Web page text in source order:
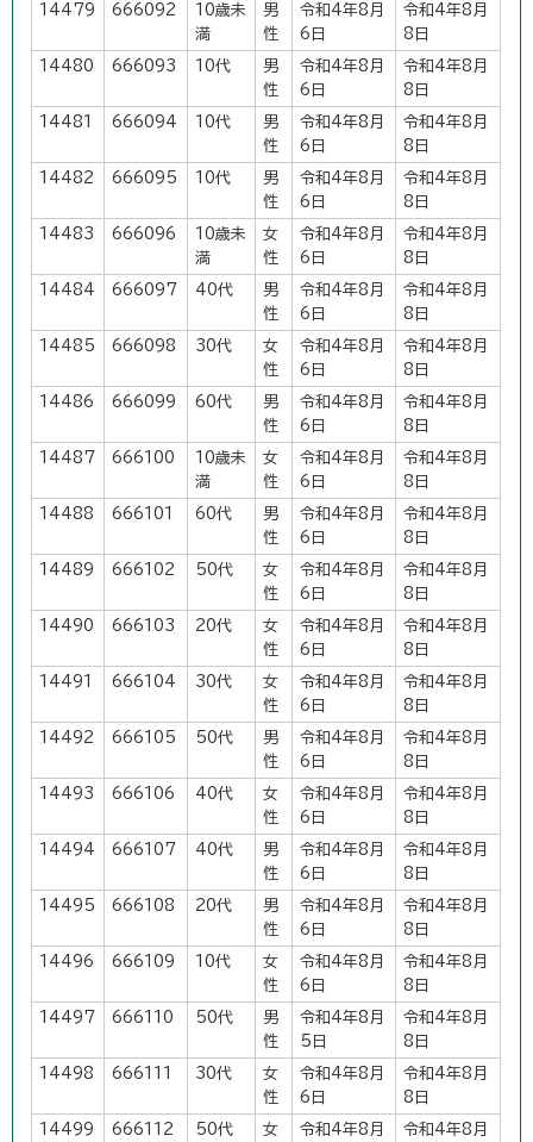
14479 666092
10歳未
満
男
性
令和4年8月
6日
令和4年8月
8日
14480 666093 10代
男
性
令和4年8月
6日
令和4年8月
8日
14481 666094 10代
男
性
令和4年8月
6日
令和4年8月
8日
14482 666095 10代
男
性
令和4年8月
6日
令和4年8月
8日
14483 666096
10歳未
満
女
性
令和4年8月
6日
令和4年8月
8日
14484 666097 40代
男
性
令和4年8月
6日
令和4年8月
8日
14485 666098 30代
女
性
令和4年8月
6日
令和4年8月
8日
14486 666099 60代
男
性
令和4年8月
6日
令和4年8月
8日
14487 666100
10歳未
満
女
性
令和4年8月
6日
令和4年8月
8日
14488 666101 60代
男
性
令和4年8月
6日
令和4年8月
8日
14489 666102 50代
女
性
令和4年8月
6日
令和4年8月
8日
14490 666103 20代
女
性
令和4年8月
6日
令和4年8月
8日
14491 666104 30代
女
性
令和4年8月
6日
令和4年8月
8日
14492 666105 50代
男
性
令和4年8月
6日
令和4年8月
8日
14493 666106 40代
女
性
令和4年8月
6日
令和4年8月
8日
14494 666107 40代
男
性
令和4年8月
6日
令和4年8月
8日
14495 666108 20代
男
性
令和4年8月
6日
令和4年8月
8日
14496 666109 10代
女
性
令和4年8月
6日
令和4年8月
8日
14497 666110 50代
男
性
令和4年8月
5日
令和4年8月
8日
14498 666111 30代
女
性
令和4年8月
6日
令和4年8月
8日
14499 666112 50代 女 令和4年8月 令和4年8月